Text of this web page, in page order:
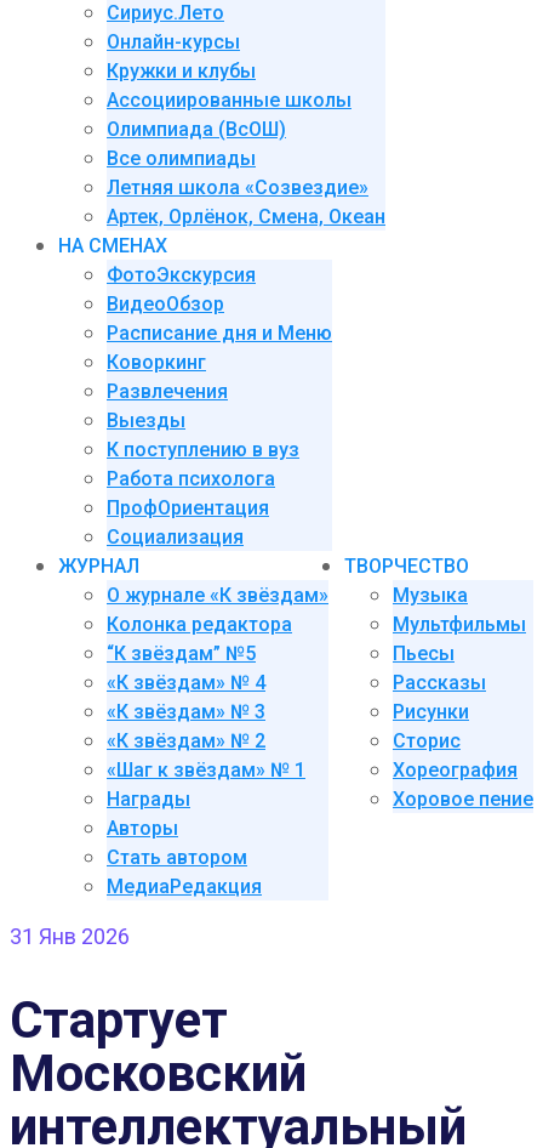
Сириус.Лето
Онлайн-курсы
Кружки и клубы
Ассоциированные школы
Олимпиада (ВсОШ)
Все олимпиады
Летняя школа «Созвездие»
Артек, Орлёнок, Смена, Океан
НА СМЕНАХ
ФотоЭкскурсия
ВидеоОбзор
Расписание дня и Меню
Коворкинг
Развлечения
Выезды
К поступлению в вуз
Работа психолога
ПрофОриентация
Социализация
ЖУРНАЛ
О журнале «К звёздам»
Колонка редактора
“К звёздам” №5
«К звёздам» № 4
«К звёздам» № 3
«К звёздам» № 2
«Шаг к звёздам» № 1
Награды
Авторы
Стать автором
МедиаРедакция
ТВОРЧЕСТВО
Музыка
Мультфильмы
Пьесы
Рассказы
Рисунки
Сторис
Хореография
Хоровое пение
31 Янв 2026
Стартует
Московский
интеллектуальный